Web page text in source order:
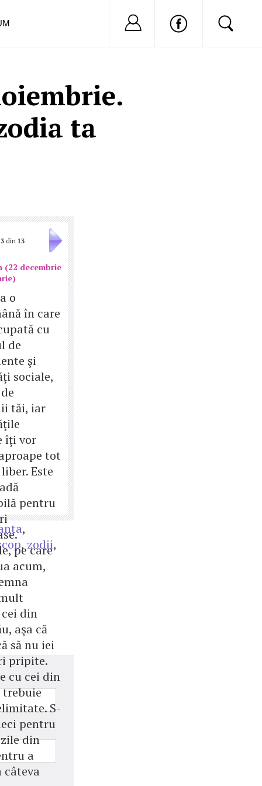
ta
3din 13
(22 decembrie
o
în care
cu
de
şi
sociale,
tăi, iar
îţi vor
tot
Este
pentru
pe care
acum,
din
aşa că
să nu iei
pripite.
cu cei din
S-
pentru
din
a
câteva
,
, zodii,
Nu ai cont?